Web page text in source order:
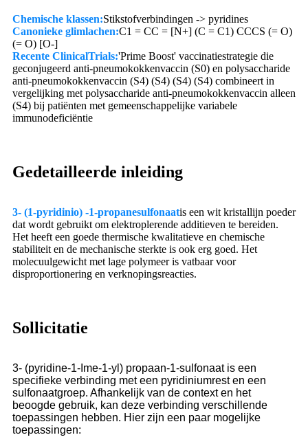
Chemische klassen:Stikstofverbindingen -> pyridines
Canonieke glimlachen:C1 = CC = [N+] (C = C1) CCCS (= O)
(= O) [O-]
Recente ClinicalTrials:'Prime Boost' vaccinatiestrategie die
geconjugeerd anti-pneumokokkenvaccin (S0) en polysaccharide
anti-pneumokokkenvaccin (S4) (S4) (S4) (S4) combineert in
vergelijking met polysaccharide anti-pneumokokkenvaccin alleen
(S4) bij patiënten met gemeenschappelijke variabele
immunodeficiëntie
Gedetailleerde inleiding
3- (1-pyridinio) -1-propanesulfonaatis een wit kristallijn poeder
dat wordt gebruikt om elektroplerende additieven te bereiden.
Het heeft een goede thermische kwalitatieve en chemische
stabiliteit en de mechanische sterkte is ook erg goed. Het
molecuulgewicht met lage polymeer is vatbaar voor
disproportionering en verknopingsreacties.
Sollicitatie
3- (pyridine-1-Ime-1-yl) propaan-1-sulfonaat is een
specifieke verbinding met een pyridiniumrest en een
sulfonaatgroep. Afhankelijk van de context en het
beoogde gebruik, kan deze verbinding verschillende
toepassingen hebben. Hier zijn een paar mogelijke
toepassingen: